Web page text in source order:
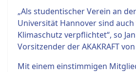
„Als studentischer Verein an
Universität Hannover sind
Klimaschutz verpflichtet“, so
Vorsitzender der AKAKRAFT von
Mit einem einstimmigen